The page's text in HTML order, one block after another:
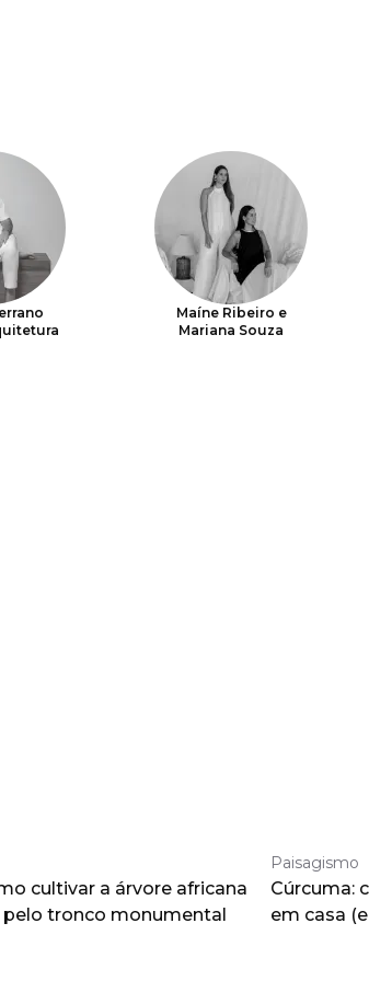
Maíne Ribeiro e
Mariana Souza
cultivar a árvore africana
pelo tronco monumental
Paisagismo
Cúrcuma:
em casa